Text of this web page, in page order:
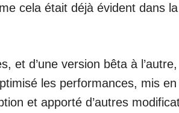
cela était déjà évident dans
et d’une version bêta à
les performances, mis
et apporté d’autres